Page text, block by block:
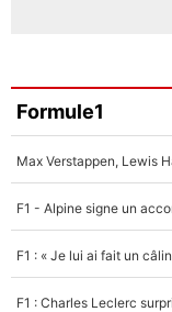
Formule1